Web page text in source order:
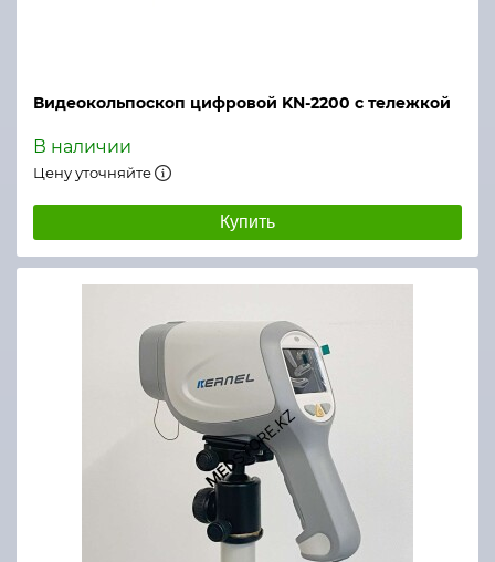
Видеокольпоскоп цифровой KN-2200 с тележкой
В наличии
Цену уточняйте
Купить